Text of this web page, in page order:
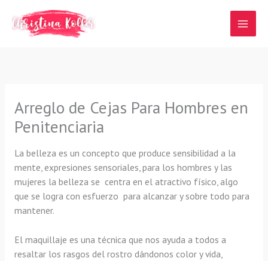
contenido
Arreglo de Cejas Para Hombres en
Penitenciaria
La belleza es un concepto que produce sensibilidad a la
mente, expresiones sensoriales, para los hombres y las
mujeres la belleza se centra en el atractivo físico, algo
que se logra con esfuerzo para alcanzar y sobre todo para
mantener.
El maquillaje es una técnica que nos ayuda a todos a
resaltar los rasgos del rostro dándonos color y vida,